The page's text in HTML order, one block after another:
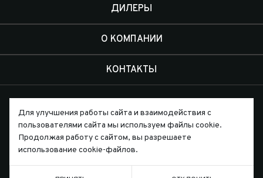
ДИЛЕРЫ
О КОМПАНИИ
КОНТАКТЫ
Письмо директору
Для улучшения работы сайта и взаимодействия с
пользователями сайта мы используем файлы cookie.
Продолжая работу с сайтом, вы разрешаете
использование cookie-файлов.